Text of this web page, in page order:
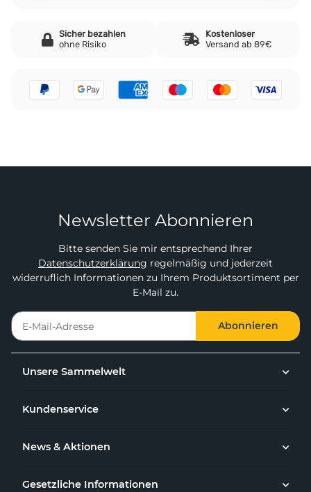
Sicher bezahlen
ohne Risiko
Kostenloser
Versand ab 89€
Newsletter Abonnieren
Bitte senden Sie mir entsprechend Ihrer
Datenschutzerklärung regelmäßig und jederzeit
widerruflich Informationen zu Ihrem Produktsortiment per
E-Mail zu.
Abonnieren
Unsere Sammelwelt
Kundenservice
News & Aktionen
Gesetzliche Informationen